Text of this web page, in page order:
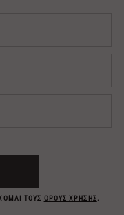
ΤΟΥΣ ΟΡΟΥΣ ΧΡΗΣΗΣ.